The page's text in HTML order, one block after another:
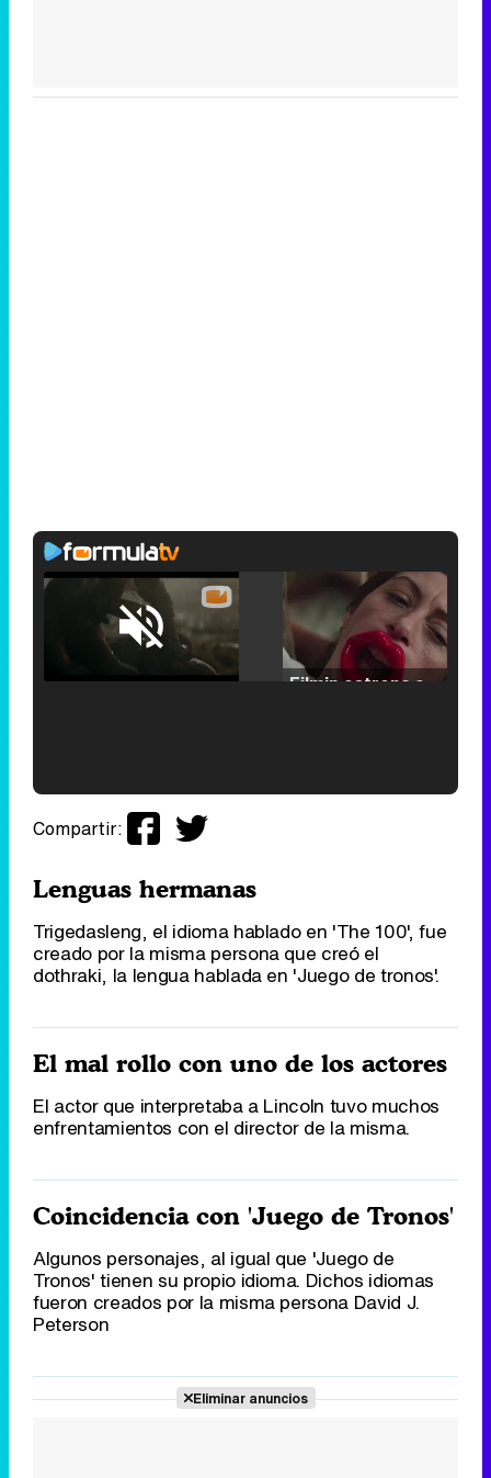
Unmute /
Loaded:
25.30%
Tráiler de '33 días', la nueva serie de Atresplayer con Julián Villagrán y José Manuel Poga
Tráiler en catalán de 'Ravalear', la nueva serie de HBO Max sobre los fondos buitre
Tráiler de la tercera temporada de 'The Walking Dead: Dead City' de AMC+
Compartir:
Lenguas hermanas
Trigedasleng, el idioma hablado en 'The 100', fue
creado por la misma persona que creó el
dothraki, la lengua hablada en 'Juego de tronos'.
El mal rollo con uno de los actores
El actor que interpretaba a Lincoln tuvo muchos
enfrentamientos con el director de la misma.
Coincidencia con 'Juego de Tronos'
Algunos personajes, al igual que 'Juego de
Tronos' tienen su propio idioma. Dichos idiomas
fueron creados por la misma persona David J.
Peterson
Eliminar anuncios